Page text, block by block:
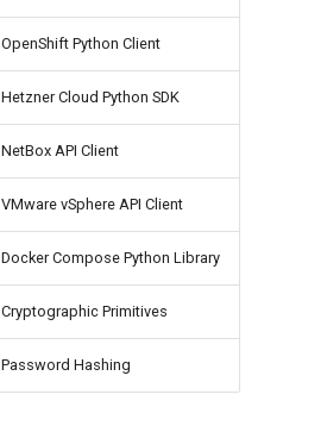
OpenShift Python Client
Hetzner Cloud Python SDK
NetBox API Client
VMware vSphere API Client
Docker Compose Python Library
Cryptographic Primitives
Password Hashing